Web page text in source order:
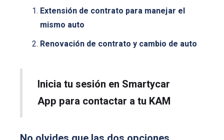
Extensión de contrato para manejar el
mismo auto
Renovación de contrato y cambio de auto
Inicia tu sesión en Smartycar
App para contactar a tu KAM